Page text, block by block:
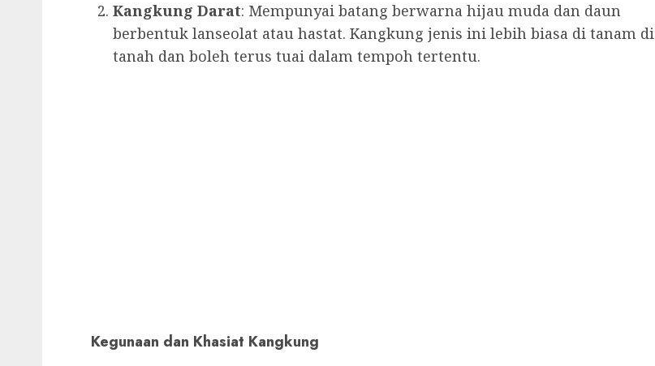
Kangkung Darat: Mempunyai batang berwarna hijau muda dan daun
berbentuk lanseolat atau hastat. Kangkung jenis ini lebih biasa di tanam di
tanah dan boleh terus tuai dalam tempoh tertentu.
Kegunaan dan Khasiat Kangkung